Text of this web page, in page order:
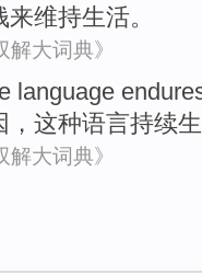
来维持生活。
解大词典》
language
，这种语言持续
解大词典》